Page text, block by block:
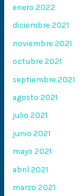
enero 2022
diciembre 2021
noviembre 2021
octubre 2021
septiembre 2021
agosto 2021
julio 2021
junio 2021
mayo 2021
abril 2021
marzo 2021